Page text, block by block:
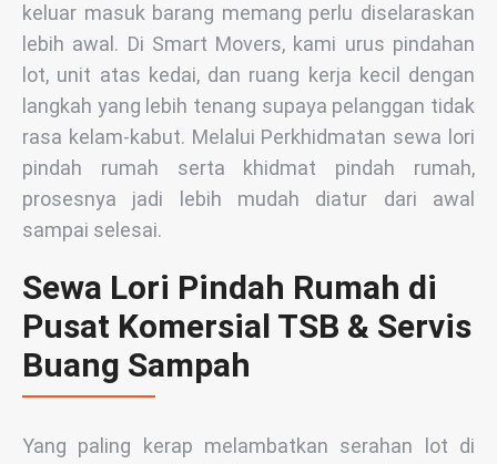
keluar masuk barang memang perlu diselaraskan
lebih awal. Di Smart Movers, kami urus pindahan
lot, unit atas kedai, dan ruang kerja kecil dengan
langkah yang lebih tenang supaya pelanggan tidak
rasa kelam-kabut. Melalui Perkhidmatan sewa lori
pindah rumah serta khidmat pindah rumah,
prosesnya jadi lebih mudah diatur dari awal
sampai selesai.
Sewa Lori Pindah Rumah di
Pusat Komersial TSB & Servis
Buang Sampah
Yang paling kerap melambatkan serahan lot di